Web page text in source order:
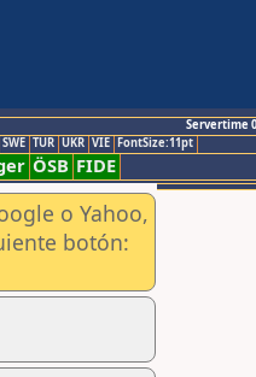
Servertime
SWE TUR UKR VIE FontSize:11pt
ÖSB FIDE
o Yahoo,
botón: